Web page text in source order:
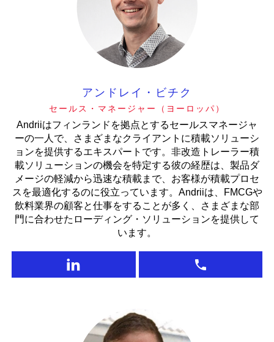
アンドレイ・ビチク
セールス・マネージャー（ヨーロッパ）
Andriiはフィンランドを拠点とするセールスマネージャ
ーの一人で、さまざまなクライアントに積載ソリューシ
ョンを提供するエキスパートです。非改造トレーラー積
載ソリューションの機会を特定する彼の経歴は、製品ダ
メージの軽減から迅速な積載まで、お客様が積載プロセ
スを最適化するのに役立っています。Andriiは、FMCGや
飲料業界の顧客と仕事をすることが多く、さまざまな部
門に合わせたローディング・ソリューションを提供して
います。